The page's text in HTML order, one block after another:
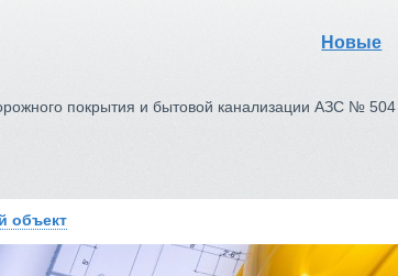
Новые
покрытия и бытовой канализации АЗС №
объект